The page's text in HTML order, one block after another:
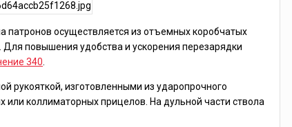
патронов осуществляется из отъемных коробчатых
повышения удобства и ускорения перезарядки
340
рукояткой, изготовленными из ударопрочного
или коллиматорных прицелов. На дульной части ствола